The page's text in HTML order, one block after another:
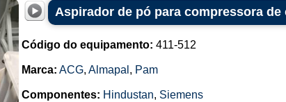
Aspirador de pó para compressora de
Código do equipamento: 411-512
Marca: ACG, Almapal , Pam
Componentes: Hindustan, Siemens